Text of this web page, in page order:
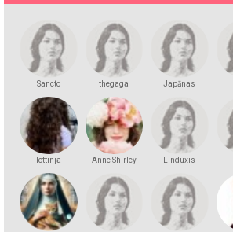
Sancto thegaga
Japānas
lottinja Anne Shirley Linduxis